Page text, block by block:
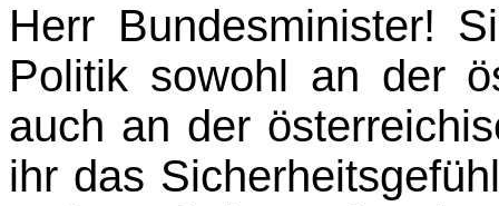
Herr Bundesminister!
Politik sowohl an der
auch an der
ihr das